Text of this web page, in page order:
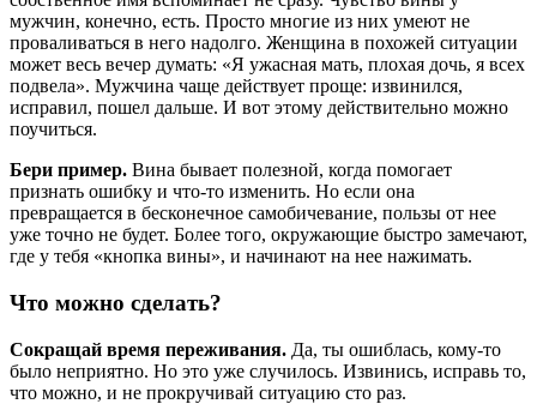
мужчин, конечно, есть. Просто многие из них умеют не
проваливаться в него надолго. Женщина в похожей ситуации
может весь вечер думать: «Я ужасная мать, плохая дочь, я всех
подвела». Мужчина чаще действует проще: извинился,
исправил, пошел дальше. И вот этому действительно можно
поучиться.
Бери пример. Вина бывает полезной, когда помогает
признать ошибку и что-то изменить. Но если она
превращается в бесконечное самобичевание, пользы от нее
уже точно не будет. Более того, окружающие быстро замечают,
где у тебя «кнопка вины», и начинают на нее нажимать.
Что можно сделать?
Сокращай время переживания. Да, ты ошиблась, кому-то
было неприятно. Но это уже случилось. Извинись, исправь то,
что можно, и не прокручивай ситуацию сто раз.